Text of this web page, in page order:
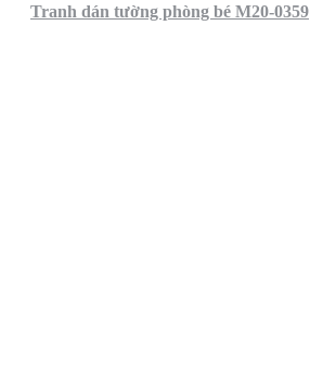
Tranh dán tường phòng bé M20-0359